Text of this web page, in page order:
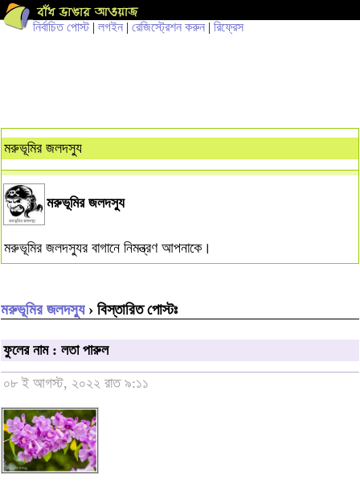
নির্বাচিত পোস্ট| লগইন | রেজিস্ট্রেশন করুন | রিফ্রেস
মরুভূমির জলদস্যু
মরুভূমির জলদস্যু
মরুভূমির জলদস্যুর বাগানে নিমন্ত্রণ আপনাকে।
মরুভূমির জলদস্যু› বিস্তারিত পোস্টঃ
ফুলের নাম : লতা পারুল
০৮ ই আগস্ট, ২০২২ রাত ৯:১১